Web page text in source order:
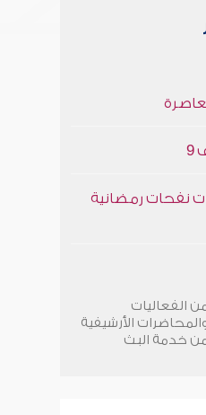
9
نفحات رمضانية
الفعاليات
الأرشيفية
خدمة البث